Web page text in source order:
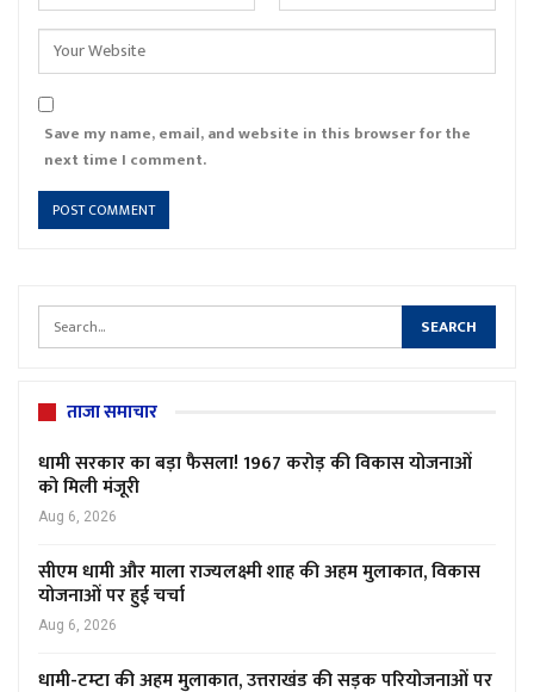
Save my name, email, and website in this browser for the
next time I comment.
ताजा समाचार
धामी सरकार का बड़ा फैसला! 1967 करोड़ की विकास योजनाओं
को मिली मंजूरी
Aug 6, 2026
सीएम धामी और माला राज्यलक्ष्मी शाह की अहम मुलाकात, विकास
योजनाओं पर हुई चर्चा
Aug 6, 2026
धामी-टम्टा की अहम मुलाकात, उत्तराखंड की सड़क परियोजनाओं पर